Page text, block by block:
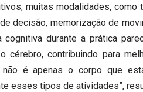
muitas modalidades, como
decisão, memorização de
cognitiva durante a prática
cérebro, contribuindo para
não é apenas o corpo que
esses tipos de atividades”,